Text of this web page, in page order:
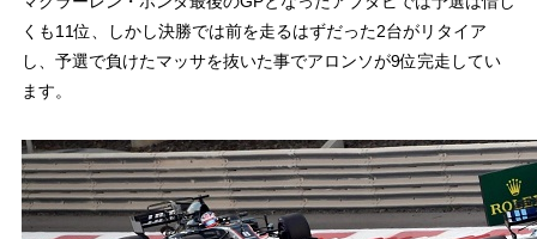
くも11位、しかし決勝では前を走るはずだった2台がリタイア
し、予選で負けたマッサを抜いた事でアロンソが9位完走してい
ます。